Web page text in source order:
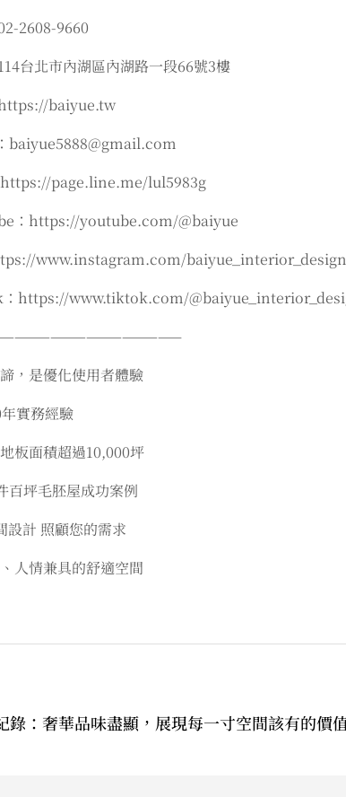
2608-9660
台北市內湖區內湖路一段66號3樓
baiyue.tw
baiyue5888@gmail.com
page.line.me/lul5983g
：https://youtube.com/@baiyue
www.instagram.com/
https://www.tiktok.com/
，是優化使用者體驗
實務經驗
板面積超過10,000坪
百坪毛胚屋成功案例
設計 照顧您的需求
人情兼具的舒適空間
錄：奢華品味盡顯，展現每一寸空間該有的價值